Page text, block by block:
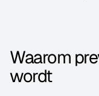
Waarom
wordt